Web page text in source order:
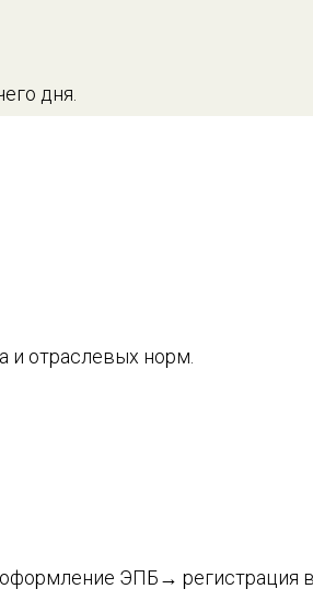
дня.
и отраслевых норм.
ЭПБ→ регистрация